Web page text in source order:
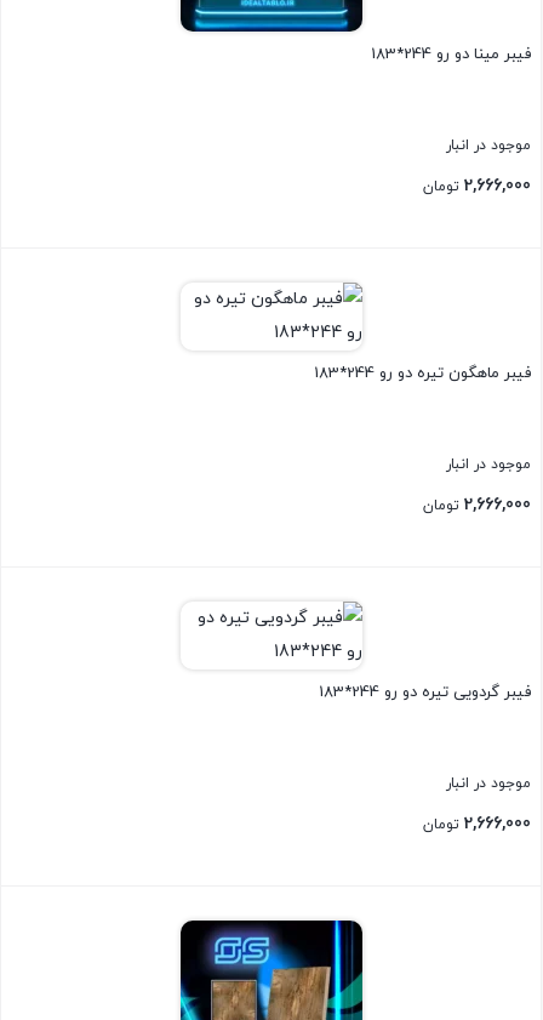
فیبر مینا دو رو 244*183
موجود در انبار
2,666,000 تومان
فیبر ماهگون تیره دو رو 244*183
موجود در انبار
2,666,000 تومان
فیبر گردویی تیره دو رو 244*183
موجود در انبار
2,666,000 تومان